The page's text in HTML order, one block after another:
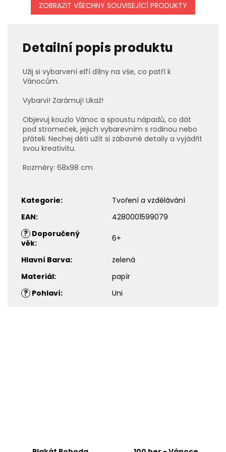
ZOBRAZIT VŠECHNY SOUVISEJÍCÍ PRODUKTY
Detailní popis produktu
Užij si vybarvení elfí dílny na vše, co patří k
Vánocům.
Vybarvi! Zarámuj! Ukaž!
Objevuj kouzlo Vánoc a spoustu nápadů, co dát
pod stromeček, jejich vybarevním s rodinou nebo
přáteli. Nechej děti užít si zábavné detaily a vyjádřit
svou kreativitu.
Rozměry: 68x98 cm
Kategorie:
Tvoření a vzdělávání
EAN:
4280001599079
? Doporučený
věk: 6+
Hlavní Barva:
zelená
Materiál:
papír
? Pohlaví: Uni